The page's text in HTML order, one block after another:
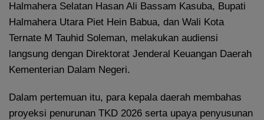
Halmahera Selatan Hasan Ali Bassam Kasuba, Bupati
Halmahera Utara Piet Hein Babua, dan Wali Kota
Ternate M Tauhid Soleman, melakukan audiensi
langsung dengan Direktorat Jenderal Keuangan Daerah
Kementerian Dalam Negeri.
Dalam pertemuan itu, para kepala daerah membahas
proyeksi penurunan TKD 2026 serta upaya penyusunan